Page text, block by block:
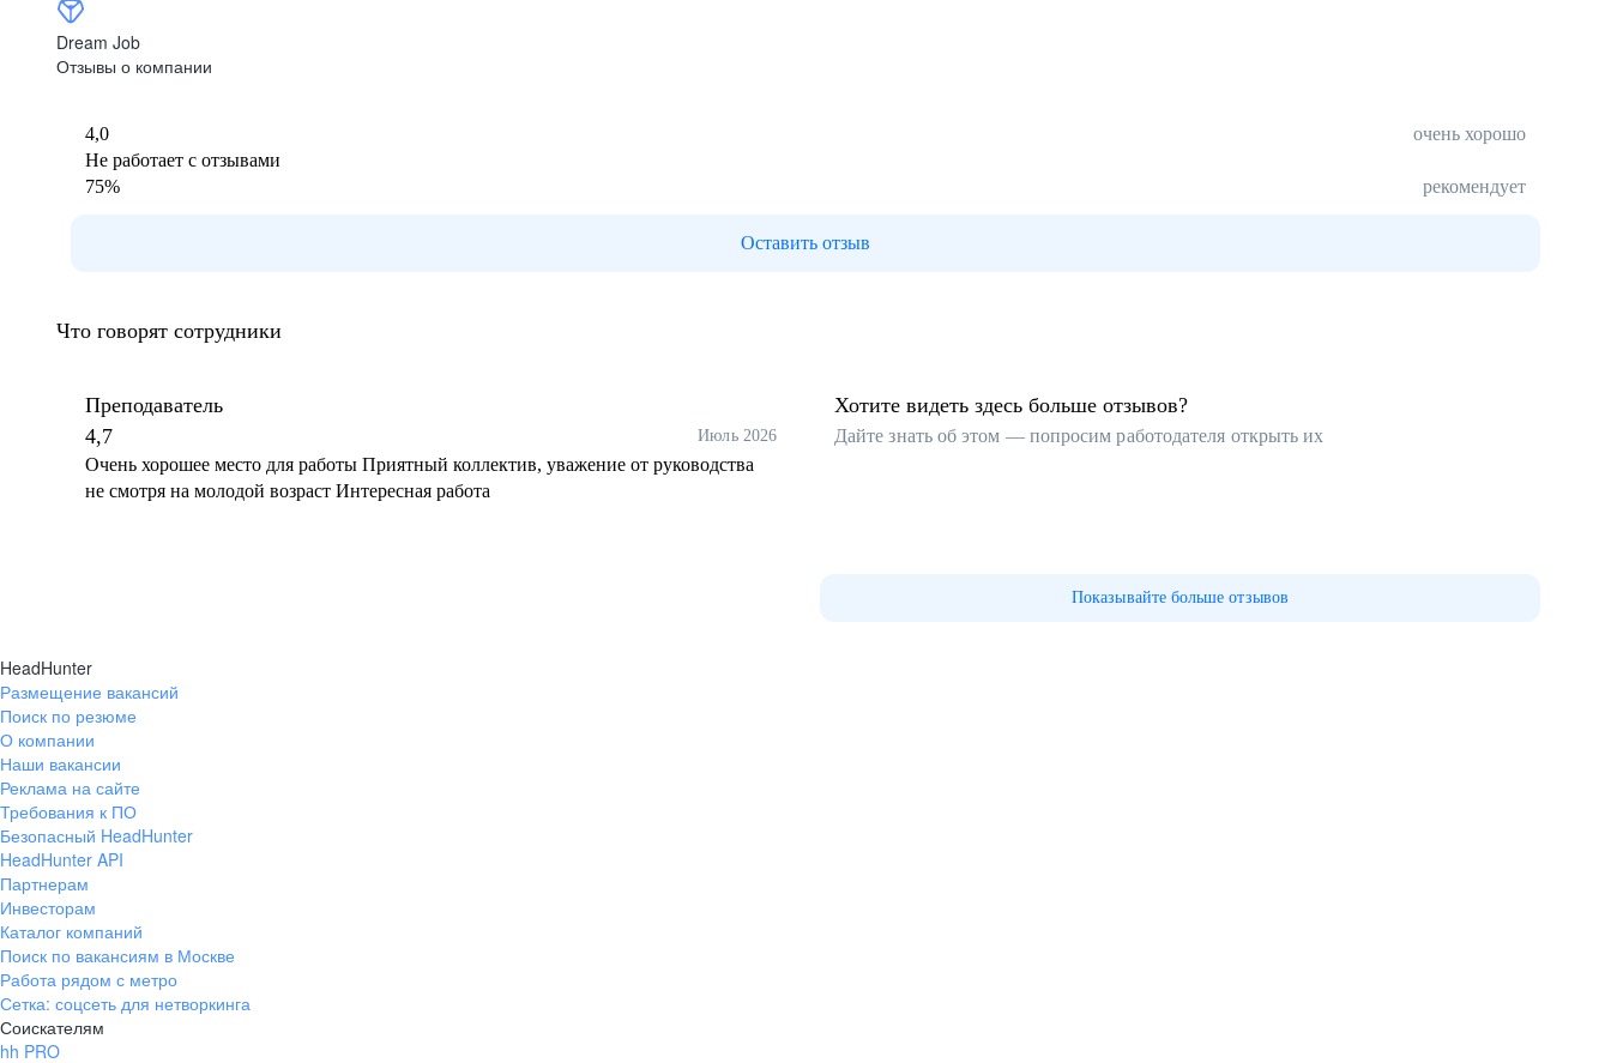
Dream Job
Отзывы о компании
4,0
очень хорошо
Не работает с отзывами
75% рекомендует
Оставить отзыв
Что говорят сотрудники
Преподаватель
4,7
Июль 2026
Очень хорошее место для работы Приятный коллектив, уважение от руководства
не смотря на молодой возраст Интересная работа
Хотите видеть здесь больше отзывов?
Дайте знать об этом — попросим работодателя открыть их
Показывайте больше отзывов
HeadHunter
Размещение вакансий
Поиск по резюме
О компании
Наши вакансии
Реклама на сайте
Требования к ПО
Безопасный HeadHunter
HeadHunter API
Партнерам
Инвесторам
Каталог компаний
Поиск по вакансиям в Москве
Работа рядом с метро
Сетка: соцсеть для нетворкинга
Соискателям
hh PRO